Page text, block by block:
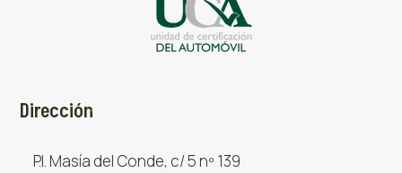
Dirección
P.I. Masía del Conde, c/ 5 nº 139